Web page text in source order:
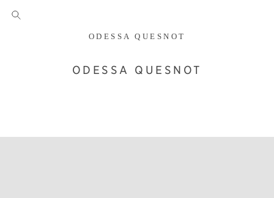
ODESSA QUESNOT
ODESSA QUESNOT